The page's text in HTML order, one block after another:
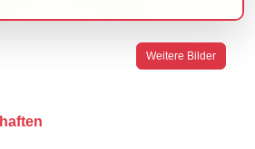
Weitere Bilder